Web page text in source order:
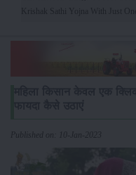
Published on: 10-Jan-2023